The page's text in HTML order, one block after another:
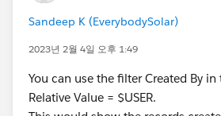
Sandeep K (EverybodySolar)
2023년 2월 4일 오후 1:49
You can use the filter Created By
Relative Value = $USER.